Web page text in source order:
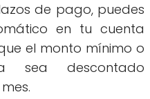
de pago, puedes
en tu cuenta
el monto mínimo o
descontado